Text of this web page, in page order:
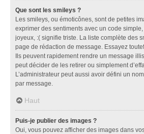
Que sont les smileys ?
Les smileys, ou émoticônes, sont de petites
exprimer des sentiments avec un code
joyeux, :( signifie triste. La liste complète des
page de rédaction de message. Essayez
Ils peuvent rapidement rendre un message
peut décider de les retirer ou simplement
L’administrateur peut aussi avoir défini un
par message.
Haut
Puis-je publier des images ?
Oui, vous pouvez afficher des images dans